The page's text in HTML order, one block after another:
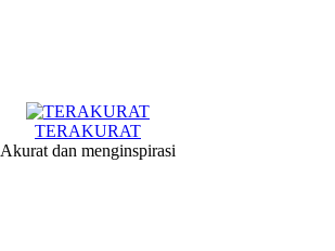
TERAKURAT
Akurat dan menginspirasi